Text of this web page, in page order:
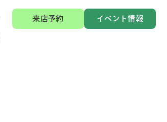
来店予約 イベント情報